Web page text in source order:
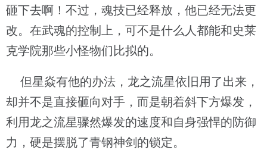
砸下去啊！不过，魂技已经释放，他已经无法更
改。在武魂的控制上，可不是什么人都能和史莱
克学院那些小怪物们比拟的。
但星焱有他的办法，龙之流星依旧用了出来，
却并不是直接砸向对手，而是朝着斜下方爆发，
利用龙之流星骤然爆发的速度和自身强悍的防御
力，硬是摆脱了青钢神剑的锁定。